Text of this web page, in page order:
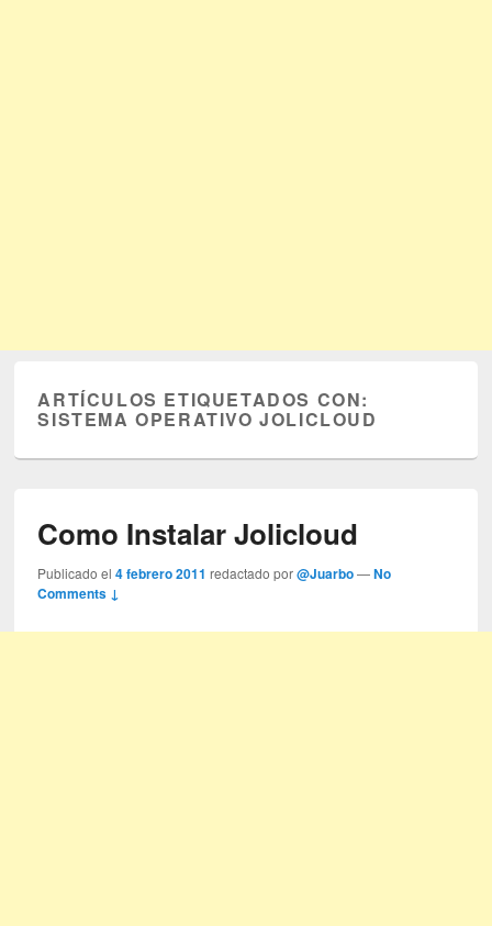
ARTÍCULOS ETIQUETADOS CON:
SISTEMA OPERATIVO JOLICLOUD
Como Instalar Jolicloud
Publicado el4 febrero 2011 redactado por@Juarbo —No
Comments ↓